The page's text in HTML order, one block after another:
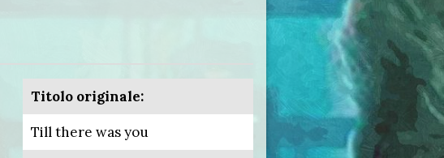
Titolo originale:
Till there was you